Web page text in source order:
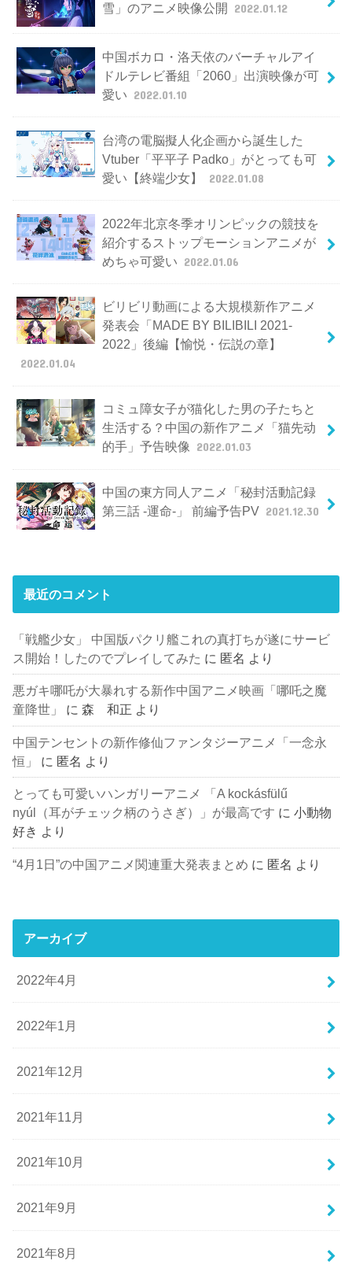
雪」のアニメ映像公開 2022.01.12
中国ボカロ・洛天依のバーチャルアイ
ドルテレビ番組「2060」出演映像が可
愛い 2022.01.10
台湾の電脳擬人化企画から誕生した
Vtuber「平平子 Padko」がとっても可
愛い【終端少女】
2022.01.08
2022年北京冬季オリンピックの競技を
紹介するストップモーションアニメが
めちゃ可愛い 2022.01.06
ビリビリ動画による大規模新作アニメ
発表会「MADE BY BILIBILI 2021-
2022」後編【愉悦・伝説の章】
2022.01.04
コミュ障女子が猫化した男の子たちと
生活する？中国の新作アニメ「猫先动
的手」予告映像
2022.01.03
中国の東方同人アニメ「秘封活動記録
第三話 -運命-」 前編予告PV 2021.12.30
最近のコメント
「戦艦少女」 中国版パクリ艦これの真打ちが遂にサービ
ス開始！したのでプレイしてみた に 匿名 より
悪ガキ哪吒が大暴れする新作中国アニメ映画「哪吒之魔
童降世」
に森 和正 より
中国テンセントの新作修仙ファンタジーアニメ「一念永
恒」
に 匿名 より
とっても可愛いハンガリーアニメ 「A kockásfülű
nyúl（耳がチェック柄のうさぎ）」が最高です に小動物
好き より
“4月1日”の中国アニメ関連重大発表まとめ に 匿名 より
アーカイブ
2022年4月
2022年1月
2021年12月
2021年11月
2021年10月
2021年9月
2021年8月